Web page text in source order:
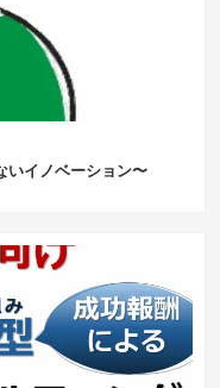
いイノベーション〜